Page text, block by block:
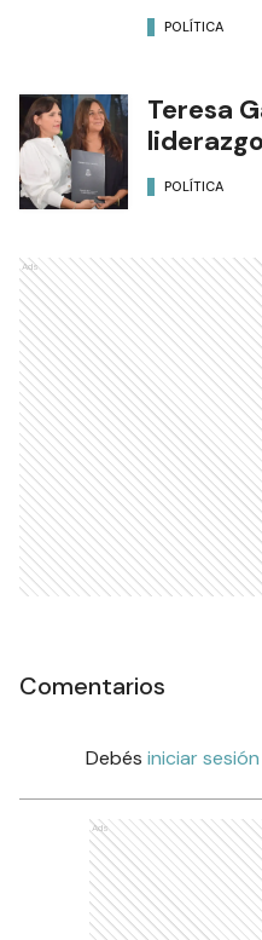
POLÍTICA
Teresa
POLÍTICA
Ads
Comentarios
Debés iniciar sesión
Ads